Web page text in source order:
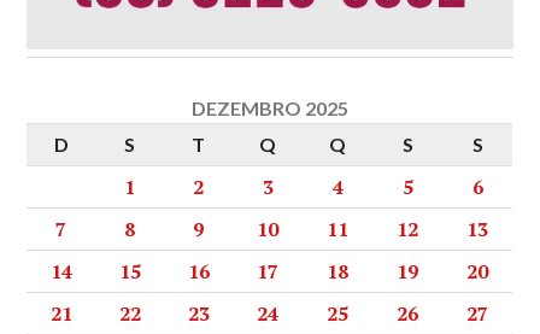
DEZEMBRO 2025
D
S T Q Q S S
1 2 3 4 5
6
7
8 9 10 11 12
13
14
15 16 17 18 19
20
21
22 23 24 25 26
27